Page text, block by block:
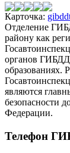
Карточка:
Отделение
району как
органов
образованиях.
являются
безопасности
Федерации.
Телефон